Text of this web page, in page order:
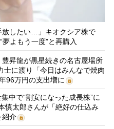
放したい…」キオクシア株で
よもう一度”と再購入
豊昇龍が黒星続きの名古屋場所
士に渡り「今日はみんなで焼肉
96万円の支出増に
中で“割安になった成長株”に
太郎さんが「絶好の仕込み
紹介